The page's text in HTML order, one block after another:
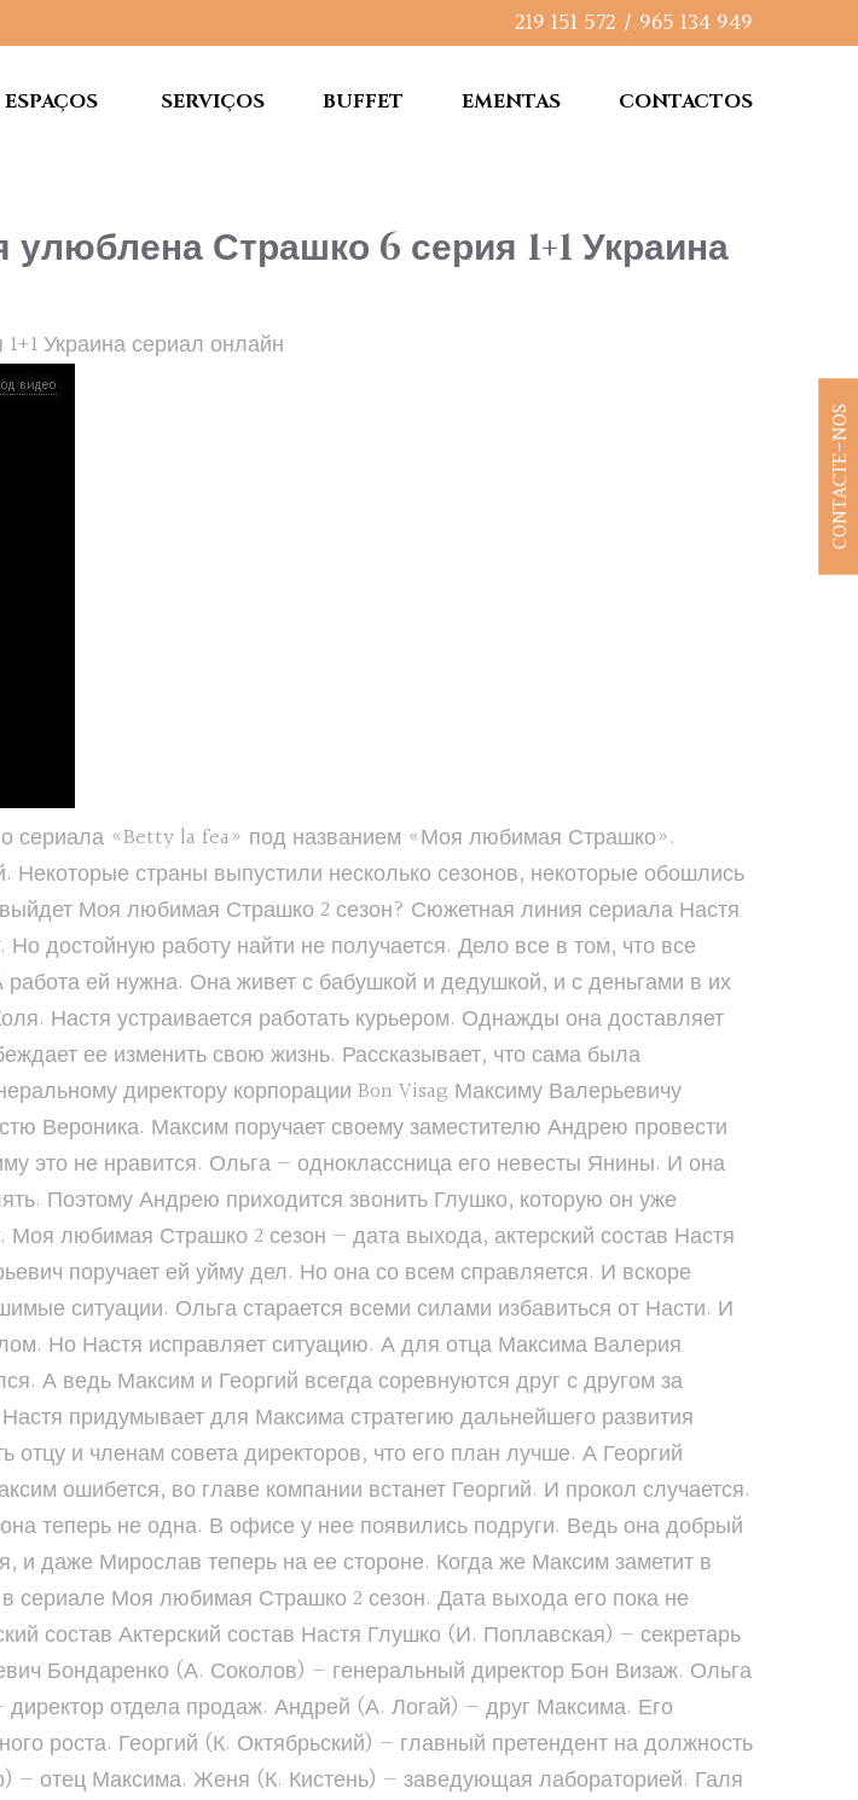
219 151 572 / 965 134 949
ESPAÇOS SERVIÇOS BUFFET EMENTAS CONTACTOS
Страшко 6 серия 1+1 Украина
Украина сериал онлайн
сериала «Betty la fea» под названием «Моя любимая Страшко».
страны выпустили несколько сезонов, некоторые обошлись
Моя любимая Страшко 2 сезон? Сюжетная линия сериала Настя
достойную работу найти не получается. Дело все в том, что все
ей нужна. Она живет с бабушкой и дедушкой, и с деньгами в их
Настя устраивается работать курьером. Однажды она доставляет
ее изменить свою жизнь. Рассказывает, что сама была
директору корпорации Bon Visag Максиму Валерьевичу
Вероника. Максим поручает своему заместителю Андрею провести
это не нравится. Ольга — одноклассница его невесты Янины. И она
Поэтому Андрею приходится звонить Глушко, которую он уже
любимая Страшко 2 сезон — дата выхода, актерский состав Настя
поручает ей уйму дел. Но она со всем справляется. И вскоре
ситуации. Ольга старается всеми силами избавиться от Насти. И
Но Настя исправляет ситуацию. А для отца Максима Валерия
А ведь Максим и Георгий всегда соревнуются друг с другом за
придумывает для Максима стратегию дальнейшего развития
отцу и членам совета директоров, что его план лучше. А Георгий
ошибется, во главе компании встанет Георгий. И прокол случается.
теперь не одна. В офисе у нее появились подруги. Ведь она добрый
даже Мирослав теперь на ее стороне. Когда же Максим заметит в
сериале Моя любимая Страшко 2 сезон. Дата выхода его пока не
состав Актерский состав Настя Глушко (И. Поплавская) — секретарь
Бондаренко (А. Соколов) — генеральный директор Бон Визаж. Ольга
отдела продаж. Андрей (А. Логай) — друг Максима. Его
роста. Георгий (К. Октябрьский) — главный претендент на должность
— отец Максима. Женя (К. Кистень) — заведующая лабораторией. Галя
CONTACTE-NOS